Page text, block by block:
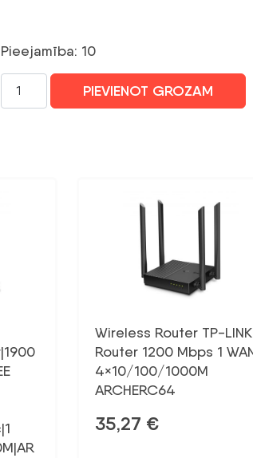
Pieejamība: 10
ROUTER
PIEVIENOT GROZAM
Wireless Router TP-LINK
Router 1200 Mbps 1
4×10/100/1000M
ARCHERC64
35,27 €